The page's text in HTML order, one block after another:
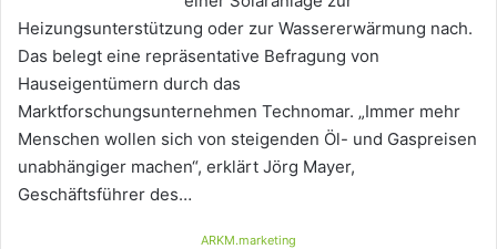
Heizungsunterstützung oder zur Wassererwärmung nach.
Das belegt eine repräsentative Befragung von
Hauseigentümern durch das
Marktforschungsunternehmen Technomar. „Immer mehr
Menschen wollen sich von steigenden Öl- und Gaspreisen
unabhängiger machen“, erklärt Jörg Mayer,
Geschäftsführer des…
ARKM.marketing